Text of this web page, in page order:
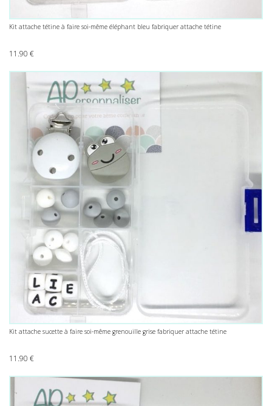
Kit attache tétine à faire soi-même éléphant bleu fabriquer attache tétine
11.90 €
Kit attache sucette à faire soi-même grenouille grise fabriquer attache tétine
11.90 €